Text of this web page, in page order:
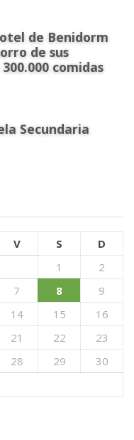
de Benidorm
de sus
comidas
Secundaria
V S
D
1
2
7 8
9
14 15
16
21 22
23
28 29
30